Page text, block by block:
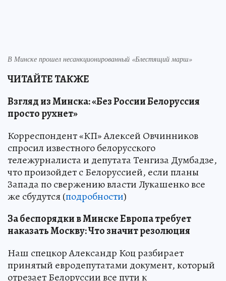
В Минске прошел несанкционированный «Блестящий марш»
ЧИТАЙТЕ ТАКЖЕ
Взгляд из Минска: «Без России Белоруссия
просто рухнет»
Корреспондент «КП» Алексей Овчинников
спросил известного белорусского
тележурналиста и депутата Тенгиза Думбадзе,
что произойдет с Белоруссией, если планы
Запада по свержению власти Лукашенко все
же сбудутся (подробности)
За беспорядки в Минске Европа требует
наказать Москву: Что значит резолюция
Наш спецкор Александр Коц разбирает
принятый евродепутатами документ, который
отрезает Белоруссии все пути к